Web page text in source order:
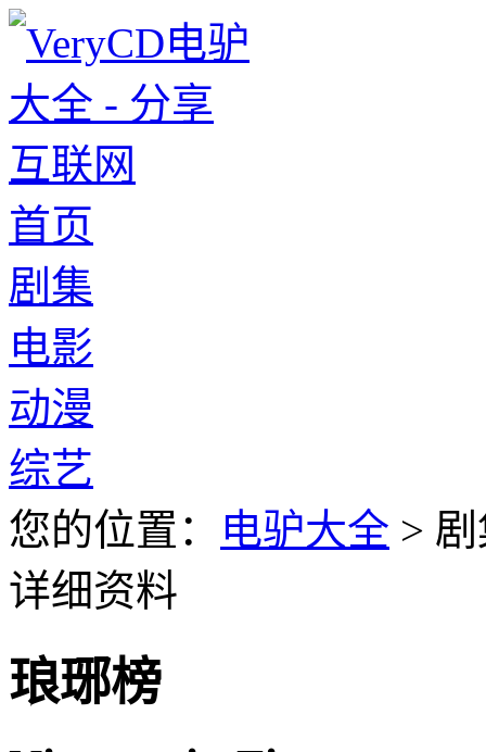
首页
剧集
电影
动漫
综艺
您的位置：
电驴大全 >
详细资料
琅琊榜